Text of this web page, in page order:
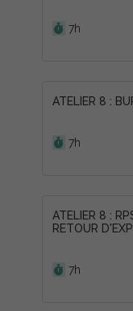
7h
ATELIER 8 :
7h
ATELIER 8 :
RETOUR
7h